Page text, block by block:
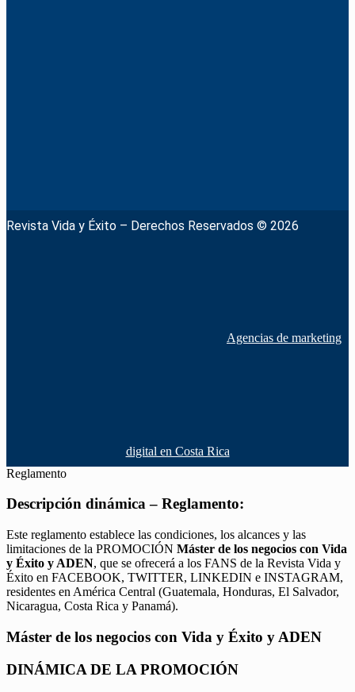
Revista Vida y Éxito – Derechos Reservados © 2026
Agencias de marketing
digital en Costa Rica
Reglamento
Descripción dinámica – Reglamento:
Este reglamento establece las condiciones, los alcances y las
limitaciones de la PROMOCIÓN Máster de los negocios con Vida
y Éxito y ADEN, que se ofrecerá a los FANS de la Revista Vida y
Éxito en FACEBOOK, TWITTER, LINKEDIN e INSTAGRAM,
residentes en América Central (Guatemala, Honduras, El Salvador,
Nicaragua, Costa Rica y Panamá).
Máster de los negocios con Vida y Éxito y ADEN
DINÁMICA DE LA PROMOCIÓN